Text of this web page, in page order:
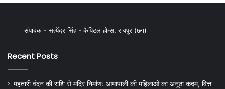
संपादक - सत्येंद्र सिंह - कैपिटल होम्स, रायपुर (छग)
Recent Posts
महतारी वंदन की राशि से मंदिर निर्माण: आमापाली की महिलाओं का अनूठा कदम, वित्त